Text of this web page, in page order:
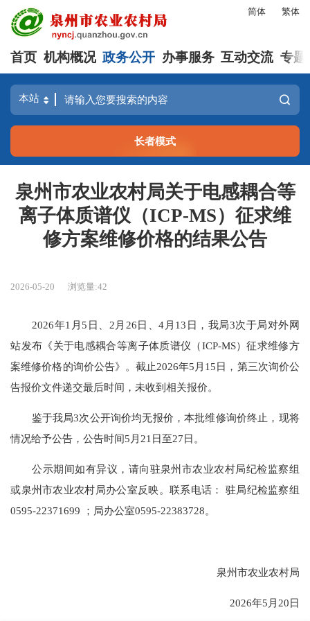
简体 繁体
首页 机构概况 政务公开 办事服务 互动交流 专题
长者模式
泉州市农业农村局关于电感耦合等
离子体质谱仪（ICP-MS）征求维
修方案维修价格的结果公告
2026-05-20 浏览量:42
2026年1月5日、2月26日、4月13日，我局3次于局对外网
站发布《关于电感耦合等离子体质谱仪（ICP-MS）征求维修方
案维修价格的询价公告》。截止2026年5月15日，第三次询价公
告报价文件递交最后时间，未收到相关报价。
鉴于我局3次公开询价均无报价，本批维修询价终止，现将
情况给予公告，公告时间5月21日至27日。
公示期间如有异议，请向驻泉州市农业农村局纪检监察组
或泉州市农业农村局办公室反映。联系电话： 驻局纪检监察组
0595-22371699 ；局办公室0595-22383728。
泉州市农业农村局
2026年5月20日